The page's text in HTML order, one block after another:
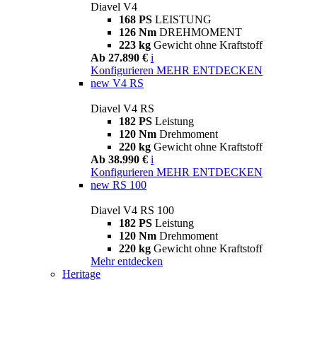
Diavel V4
168 PS LEISTUNG
126 Nm DREHMOMENT
223 kg Gewicht ohne Kraftstoff
Ab 27.890 € i
Konfigurieren MEHR ENTDECKEN
new V4 RS
Diavel V4 RS
182 PS Leistung
120 Nm Drehmoment
220 kg Gewicht ohne Kraftstoff
Ab 38.990 € i
Konfigurieren MEHR ENTDECKEN
new RS 100
Diavel V4 RS 100
182 PS Leistung
120 Nm Drehmoment
220 kg Gewicht ohne Kraftstoff
Mehr entdecken
Heritage